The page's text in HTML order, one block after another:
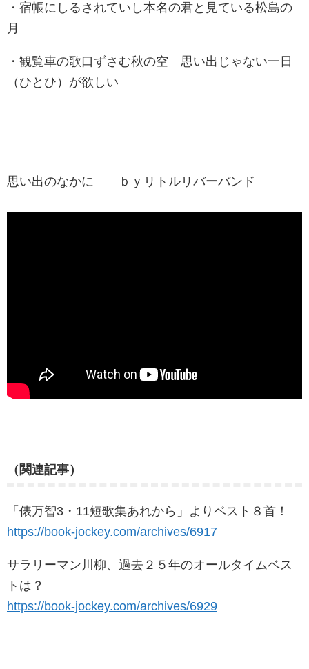
・宿帳にしるされていし本名の君と見ている松島の
月
・観覧車の歌口ずさむ秋の空 思い出じゃない一日
（ひとひ）が欲しい
思い出のなかに ｂｙリトルリバーバンド
（関連記事）
「俵万智3・11短歌集あれから」よりベスト８首！
https://book-jockey.com/archives/6917
サラリーマン川柳、過去２５年のオールタイムベス
トは？
https://book-jockey.com/archives/6929